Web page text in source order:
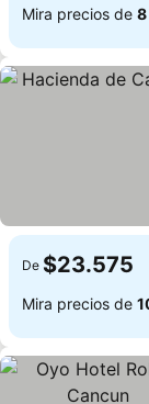
Mira precios de
De $23.575
Mira precios de